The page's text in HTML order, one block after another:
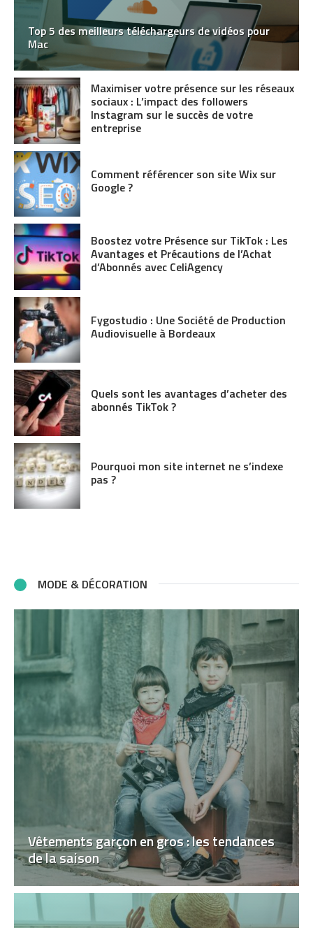
Top 5 des meilleurs téléchargeurs de vidéos pour
Mac
Maximiser votre présence sur les réseaux
sociaux : L’impact des followers
Instagram sur le succès de votre
entreprise
Comment référencer son site Wix sur
Google ?
Boostez votre Présence sur TikTok : Les
Avantages et Précautions de l’Achat
d’Abonnés avec CeliAgency
Fygostudio : Une Société de Production
Audiovisuelle à Bordeaux
Quels sont les avantages d’acheter des
abonnés TikTok ?
Pourquoi mon site internet ne s’indexe
pas ?
MODE & DÉCORATION
Vêtements garçon en gros : les tendances
de la saison